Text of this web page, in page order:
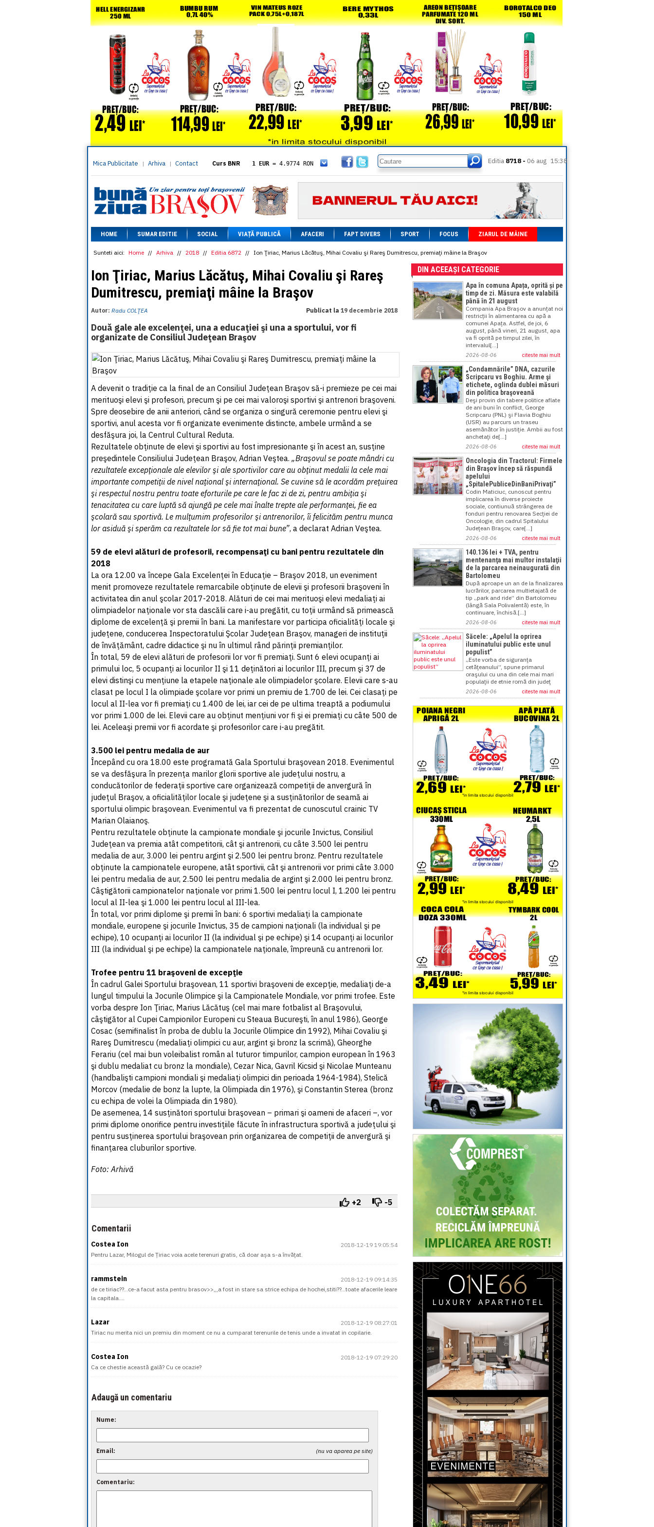
Mica Publicitate | Arhiva | Contact Curs BNR 1 EUR = 4.9774 RON
= 5.8304 RON
1 XAU= 464.4611 RON
1 AED= 1.1933 RON
1 AUD= 2.7957 RON
1 BGN= 2.5449 RON
1 CAD= 3.1559 RON
1 CHF= 5.2813 RON
1 CNY= 0.6015 RON
1 DKK= 0.6668 RON
1 EGP
= 0.0860 RON
1 HUF
= 1.2223 RON
1 INR = 0.0513 RON
= 0.3047 RON
1 MXN = 0.2227 RON
1 NOK
1 PLN = 1.1646 RON
1 RSD
1 TRY= 0.1141 RON
1 UAH = 0.1048 RON
1 XDR = 5.9383 RON
= 0.2318 RON
Editia 8718 - 06 aug 15:38
HOME SUMAR EDITIE SOCIAL VIAȚĂ PUBLICĂ AFACERI FAPT DIVERS SPORT FOCUS ZIARUL DE MÂINE
Sunteti aici: Home // Arhiva // 2018 // Editia 6872 // Ion Ţiriac, Marius Lăcătuş, Mihai Covaliu şi Rareş Dumitrescu, premiaţi mâine la Braşov
Ion Ţiriac, Marius Lăcătuş, Mihai Covaliu şi Rareş
Dumitrescu, premiaţi mâine la Braşov
Autor: Radu COLŢEA Publicat la 19 decembrie 2018
Două gale ale excelenţei, una a educaţiei şi una a sportului, vor fi
organizate de Consiliul Judeţean Braşov
A devenit o tradiţie ca la final de an Consiliul Judeţean Braşov să-i premieze pe cei mai
merituoşi elevi şi profesori, precum şi pe cei mai valoroşi sportivi şi antrenori braşoveni.
Spre deosebire de anii anteriori, când se organiza o singură ceremonie pentru elevi şi
sportivi, anul acesta vor fi organizate evenimente distincte, ambele urmând a se
desfăşura joi, la Centrul Cultural Reduta.
Rezultatele obţinute de elevi şi sportivi au fost impresionante şi în acest an, susţine
preşedintele Consiliului Judeţean Braşov, Adrian Veştea. „Braşovul se poate mândri cu
rezultatele excepţionale ale elevilor şi ale sportivilor care au obţinut medalii la cele mai
importante competiţii de nivel naţional şi internaţional. Se cuvine să le acordăm preţuirea
şi respectul nostru pentru toate eforturile pe care le fac zi de zi, pentru ambiţia şi
tenacitatea cu care luptă să ajungă pe cele mai înalte trepte ale performanţei, fie ea
şcolară sau sportivă. Le mulţumim profesorilor şi antrenorilor, îi felicităm pentru munca
lor asiduă şi sperăm ca rezultatele lor să fie tot mai bune”, a declarat Adrian Veştea.
59 de elevi alături de profesorii, recompensaţi cu bani pentru rezultatele din
2018
La ora 12.00 va începe Gala Excelenţei în Educaţie – Braşov 2018, un eveniment
menit promoveze rezultatele remarcabile obţinute de elevii şi profesorii braşoveni în
activitatea din anul şcolar 2017-2018. Alături de cei mai merituoşi elevi medaliaţi ai
olimpiadelor naţionale vor sta dascălii care i-au pregătit, cu toţii urmând să primească
diplome de excelenţă şi premii în bani. La manifestare vor participa oficialităţi locale şi
judeţene, conducerea Inspectoratului Şcolar Judeţean Braşov, manageri de instituţii
de învăţământ, cadre didactice şi nu în ultimul rând părinţii premianţilor.
În total, 59 de elevi alături de profesorii lor vor fi premiaţi. Sunt 6 elevi ocupanţi ai
primului loc, 5 ocupanţi ai locurilor II şi 11 deţinători ai locurilor III, precum şi 37 de
elevi distinşi cu menţiune la etapele naţionale ale olimpiadelor şcolare. Elevii care s-au
clasat pe locul I la olimpiade şcolare vor primi un premiu de 1.700 de lei. Cei clasaţi pe
locul al II-lea vor fi premiaţi cu 1.400 de lei, iar cei de pe ultima treaptă a podiumului
vor primi 1.000 de lei. Elevii care au obţinut menţiuni vor fi şi ei premiaţi cu câte 500 de
lei. Aceleaşi premii vor fi acordate şi profesorilor care i-au pregătit.
3.500 lei pentru medalia de aur
Începând cu ora 18.00 este programată Gala Sportului braşovean 2018. Evenimentul
se va desfăşura în prezenţa marilor glorii sportive ale judeţului nostru, a
conducătorilor de federaţii sportive care organizează competiţii de anvergură în
judeţul Braşov, a oficialităţilor locale şi judeţene şi a susţinătorilor de seamă ai
sportului olimpic braşovean. Evenimentul va fi prezentat de cunoscutul crainic TV
Marian Olaianoş.
Pentru rezultatele obţinute la campionate mondiale şi jocurile Invictus, Consiliul
Judeţean va premia atât competitorii, cât şi antrenorii, cu câte 3.500 lei pentru
medalia de aur, 3.000 lei pentru argint şi 2.500 lei pentru bronz. Pentru rezultatele
obţinute la campionatele europene, atât sportivii, cât şi antrenorii vor primi câte 3.000
lei pentru medalia de aur, 2.500 lei pentru medalia de argint şi 2.000 lei pentru bronz.
Câştigătorii campionatelor naţionale vor primi 1.500 lei pentru locul I, 1.200 lei pentru
locul al II-lea şi 1.000 lei pentru locul al III-lea.
În total, vor primi diplome şi premii în bani: 6 sportivi medaliaţi la campionate
mondiale, europene şi jocurile Invictus, 35 de campioni naţionali (la individual şi pe
echipe), 10 ocupanţi ai locurilor II (la individual şi pe echipe) şi 14 ocupanţi ai locurilor
III (la individual şi pe echipe) la campionatele naţionale, împreună cu antrenorii lor.
Trofee pentru 11 braşoveni de excepţie
În cadrul Galei Sportului braşovean, 11 sportivi braşoveni de excepţie, medaliaţi de-a
lungul timpului la Jocurile Olimpice şi la Campionatele Mondiale, vor primi trofee. Este
vorba despre Ion Ţiriac, Marius Lăcătuş (cel mai mare fotbalist al Braşovului,
câştigător al Cupei Campionilor Europeni cu Steaua Bucureşti, în anul 1986), George
Cosac (semifinalist în proba de dublu la Jocurile Olimpice din 1992), Mihai Covaliu şi
Rareş Dumitrescu (medaliaţi olimpici cu aur, argint şi bronz la scrimă), Gheorghe
Ferariu (cel mai bun voleibalist român al tuturor timpurilor, campion european în 1963
şi dublu medaliat cu bronz la mondiale), Cezar Nica, Gavril Kicsid şi Nicolae Munteanu
(handbalişti campioni mondiali şi medaliaţi olimpici din perioada 1964-1984), Stelică
Morcov (medalie de bonz la lupte, la Olimpiada din 1976), şi Constantin Sterea (bronz
cu echipa de volei la Olimpiada din 1980).
De asemenea, 14 susţinători sportului braşovean – primari şi oameni de afaceri –, vor
primi diplome onorifice pentru investiţiile făcute în infrastructura sportivă a judeţului şi
pentru susţinerea sportului braşovean prin organizarea de competiţii de anvergură şi
finanţarea cluburilor sportive.
Foto: Arhivă
+2 -5
Comentarii
Costea Ion
2018-12-19 19:05:54
Pentru Lazar, Milogul de Țiriac voia acele terenuri gratis, că doar așa s-a învățat.
rammstein
2018-12-19 09:14:35
de ce tiriac??...ce-a facut asta pentru brasov>>,,,a fost in stare sa strice echipa de hochei,stiti??...toate afacerile leare
la capitala....
Lazar
2018-12-19 08:27:01
Tiriac nu merita nici un premiu din moment ce nu a cumparat terenurile de tenis unde a invatat in copilarie.
Costea Ion
2018-12-19 07:29:20
Ca ce chestie această gală? Cu ce ocazie?
Adaugă un comentariu
Nume:
(nu va aparea pe site)
Email:
Comentariu:
DIN ACEEAȘI CATEGORIE
Apa în comuna Apața, oprită și pe
timp de zi. Măsura este valabilă
până în 21 august
Compania Apa Brașov a anunțat noi
restricții în alimentarea cu apă a
comunei Apața. Astfel, de joi, 6
august, până vineri, 21 august, apa
va fi oprită pe timpul zilei, în
intervalul[...]
2026-08-06 citeste mai mult
„Condamnările” DNA, cazurile
Scripcaru vs Boghiu. Arme şi
etichete, oglinda dublei măsuri
din politica braşoveană
Deşi provin din tabere politice aflate
de ani buni în conflict, George
Scripcaru (PNL) şi Flavia Boghiu
(USR) au parcurs un traseu
asemănător în justiţie. Ambii au fost
anchetaţi de[...]
2026-08-06 citeste mai mult
Oncologia din Tractorul: Firmele
din Braşov încep să răspundă
apelului
„SpitalePubliceDinBaniPrivaţi”
Codin Maticiuc, cunoscut pentru
implicarea în diverse proiecte
sociale, contiunuă strângerea de
fonduri pentru renovarea Secţiei de
Oncologie, din cadrul Spitalului
Judeţean Braşov, care[...]
2026-08-06 citeste mai mult
140.136 lei + TVA, pentru
mentenanţa mai multor instalaţii
de la parcarea neinaugurată din
Bartolomeu
După aproape un an de la finalizarea
lucrărilor, parcarea multietajată de
tip „park and ride” din Bartolomeu
(lângă Sala Polivalentă) este, în
continuare, închisă.[...]
2026-08-06 citeste mai mult
Săcele: „Apelul la oprirea
iluminatului public este unul
populist”
„Este vorba de siguranţa
cetăţeanului”, spune primarul
oraşului cu una din cele mai mari
populaţii de etnie romă din judeţ
2026-08-06 citeste mai mult